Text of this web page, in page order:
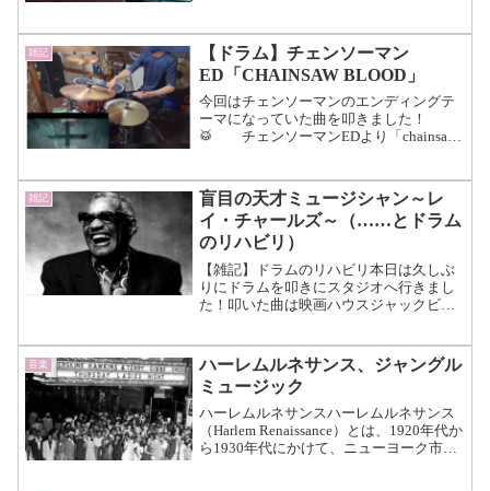
リズム感が高い人は脳の処理速度も身体
的な優位性を持つ可能性があ...（続きを
読む）
雑記
【ドラム】チェンソーマン
ED「CHAINSAW BLOOD」
今回はチェンソーマンのエンディングテ
ーマになっていた曲を叩きました！
🥁 チェンソーマンEDより「chainsaw
#chainsaw_blood #チ...（続きを読む）
雑記
盲目の天才ミュージシャン～レ
イ・チャールズ～（……とドラム
のリハビリ）
【雑記】ドラムのリハビリ本日は久しぶ
りにドラムを叩きにスタジオへ行きまし
た！叩いた曲は映画ハウスジャックビル
作曲した名曲でもあります。 【音
楽...（続きを読む）
音楽
ハーレムルネサンス、ジャングル
ミュージック
ハーレムルネサンスハーレムルネサンス
（Harlem Renaissance）とは、1920年代か
ら1930年代にかけて、ニューヨーク市の